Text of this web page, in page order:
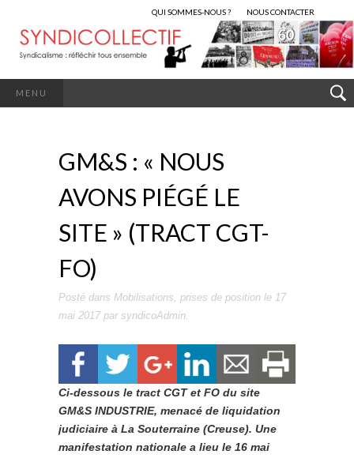
QUI SOMMES-NOUS ? NOUS CONTACTER
MENU
GM&S : « NOUS
AVONS PIÉGÉ LE
SITE » (TRACT CGT-
FO)
Posté dans Mobilisations, prises de position le 17
mai 2017par syndicoAdmin.
Ci-dessous le tract CGT et FO du site
GM&S INDUSTRIE, menacé de liquidation
judiciaire à La Souterraine (Creuse). Une
manifestation nationale a lieu le 16 mai